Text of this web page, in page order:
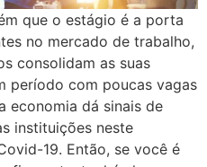
que o estágio é a porta
no mercado de trabalho,
consolidam as suas
período com poucas vagas
economia dá sinais de
instituições neste
19. Então, se você é